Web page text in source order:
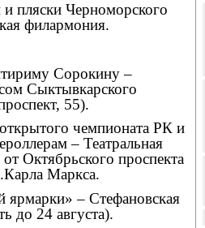
пляски Черноморского
филармония.
Сорокину –
Сыктывкарского
55).
чемпионата РК и
– Театральная
Октябрьского проспекта
Маркса.
ярмарки» – Стефановская
до 24 августа).